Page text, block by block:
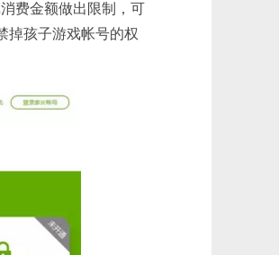
费金额做出限制，可
掉孩子游戏帐号的权